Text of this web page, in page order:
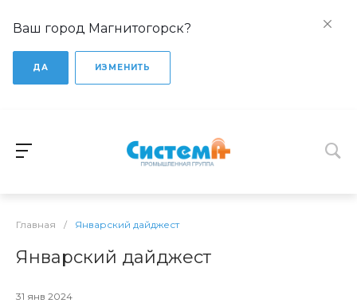
Ваш город Магнитогорск?
ДА ИЗМЕНИТЬ
Главная / Январский дайджест
Январский дайджест
31 янв 2024